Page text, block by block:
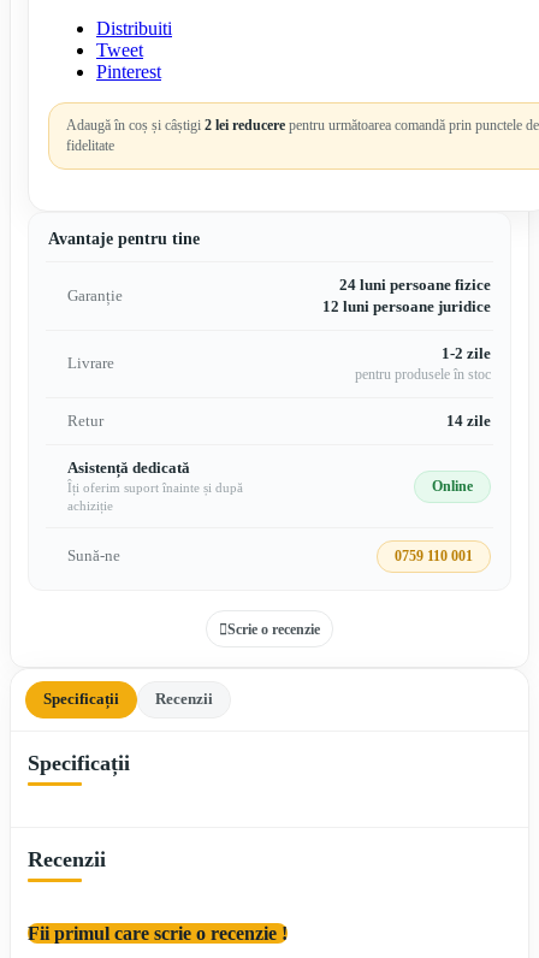
Avantaje pentru tine
Garanție
24 luni persoane fizice
12 luni persoane juridice
Livrare
1-2 zile
pentru produsele în stoc
Retur 14 zile
Asistență dedicată
Îți oferim suport înainte și după
achiziție
Online
Sună-ne 0759 110 001
Scrie o recenzie
Distribuiti
Tweet
Pinterest
Adaugă în coș și câștigi 2 lei reducere pentru următoarea comandă prin punctele de
fidelitate
Specificații Recenzii
Specificații
Recenzii
Fii primul care scrie o recenzie !